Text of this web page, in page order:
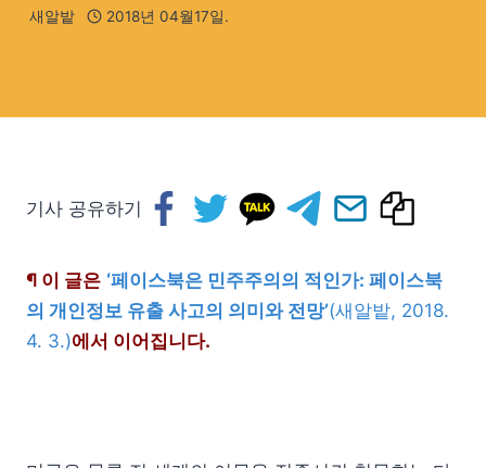
새알밭 2018년 04월17일.
기사 공유하기
¶ 이 글은 ‘페이스북은 민주주의의 적인가: 페이스북
의 개인정보 유출 사고의 의미와 전망’(새알밭, 2018.
4. 3.)에서 이어집니다.